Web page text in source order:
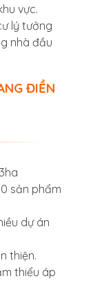
vực.
lý tưởng
nhà đầu
ĐIỀN
sản phẩm
dự án
thiện.
thiểu áp